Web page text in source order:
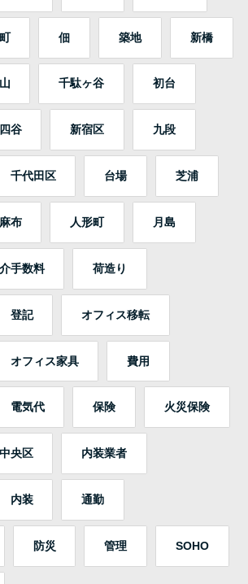
佃 築地 新橋
千駄ヶ谷 初台
四谷 新宿区 九段
千代田区 台場 芝浦
麻布 人形町 月島
手数料 荷造り
登記 オフィス移転
オフィス家具 費用
電気代 保険 火災保険
中央区 内装業者
内装 通勤
防災 管理 SOHO